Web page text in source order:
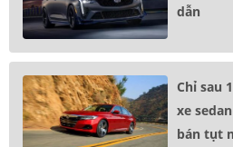
dẫn
Chỉ sau
xe
bán tụt